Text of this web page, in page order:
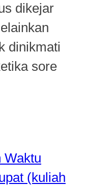
dikejar
dinikmati
sore
Waktu
(kuliah